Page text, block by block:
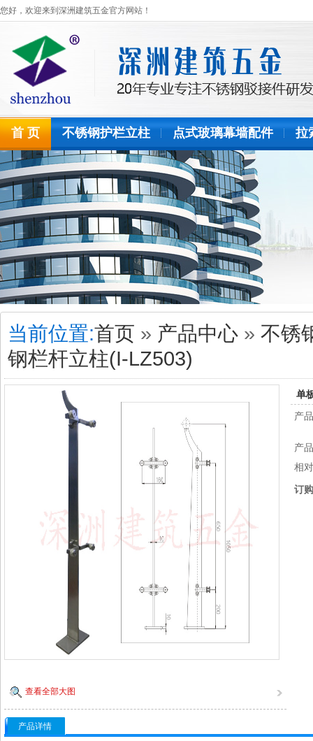
您好，欢迎来到深洲建筑五金官方网站！
首 页 不锈钢护栏立柱 点式玻璃幕墙配件 拉
当前位置:首页 » 产品中心 » 不锈
钢栏杆立柱(I-LZ503)
查看全部大图
单
产
产
相
订
产品详情